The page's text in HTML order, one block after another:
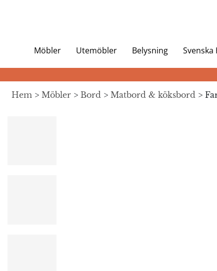
Möbler Utemöbler Belysning Svenska
Hem > Möbler > Bord > Matbord & köksbord >